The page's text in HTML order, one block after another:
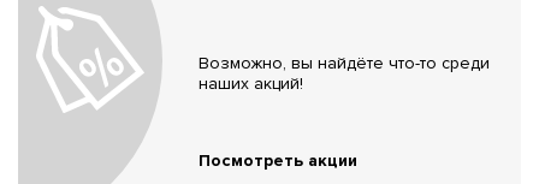
Возможно, вы найдёте что-то среди
наших акций!
Посмотреть акции